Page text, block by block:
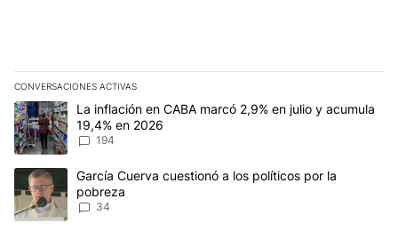
CONVERSACIONES ACTIVAS
Este listado muestra los artículos con más comentarios en los
Un artículo de tendencia con el título "La inflación en CABA
La inflación en CABA marcó 2,9% en julio y acumula
19,4% en 2026
194
Un artículo de tendencia con el título "García Cuerva cuestionó
García Cuerva cuestionó a los políticos por la
pobreza
34